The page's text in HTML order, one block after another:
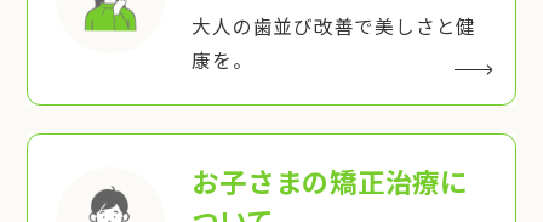
大人の歯並び改善で美しさと健
康を。
お子さまの矯正治療に